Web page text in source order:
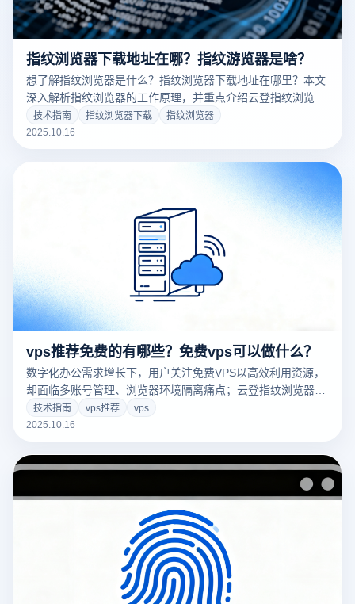
指纹浏览器下载地址在哪？指纹游览器是啥？
想了解指纹浏览器是什么？指纹浏览器下载地址在哪里？本文
深入解析指纹浏览器的工作原理，并重点介绍云登指纹浏览器
的强大功能，帮助跨境电商、多账号运营者实现安全高效的账
号管理。立即获取官方下载链接，开启多账号防关联新体验！
技术指南 指纹浏览器下载
指纹浏览器
2025.10.16
vps推荐免费的有哪些？免费vps可以做什么？
数字化办公需求增长下，用户关注免费VPS以高效利用资源，
却面临多账号管理、浏览器环境隔离痛点；云登指纹浏览器凭
多开、指纹隔离功能解决问题，文章还详解免费VPS推荐及核
心用途。
技术指南 vps推荐
vps
2025.10.16